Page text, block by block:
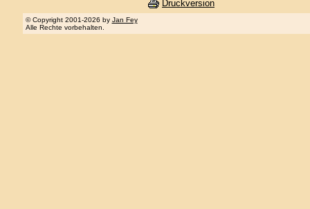
Druckversion
© Copyright 2001-2026 by Jan Fey
Alle Rechte vorbehalten.